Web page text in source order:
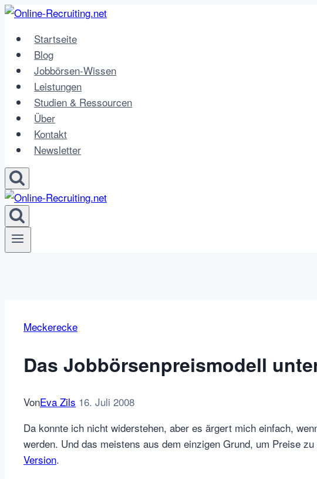
Zum
springenStartseite
Blog
Jobbörsen-Wissen
Leistungen
Studien & Ressourcen
Über
Kontakt
Newsletter
Meckerecke
Das Jobbörsenpreismodell
VonEva Zils 16. Juli 2008
Da konnte ich nicht widerstehen, aber es ärgert mich einfach,
werden. Und das meistens aus dem einzigen Grund, um Preise
Version.